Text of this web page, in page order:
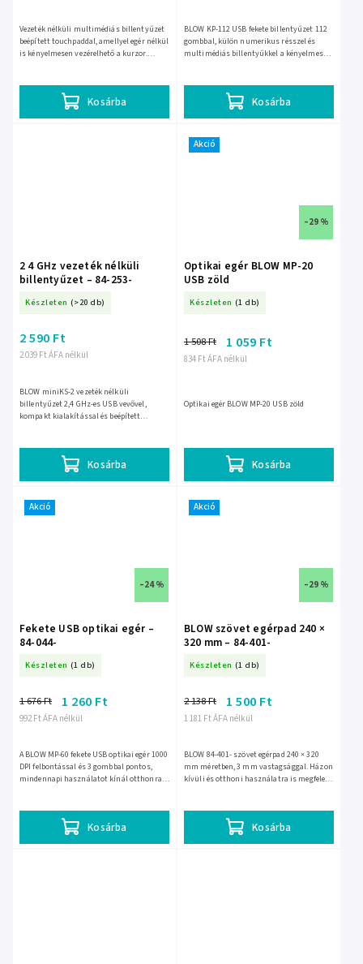
Kosárba
Vezeték nélküli multimédiás billentyűzet
beépített touchpaddal, amellyel egér nélkül
is kényelmesen vezérelhető a kurzor.
Kosárba
BLOW KP-112 USB fekete billentyűzet 112
gombbal, külön numerikus résszel és
multimédiás billentyűkkel a kényelmes
2 4 GHz vezeték nélküli
billentyűzet – 84-253-
Készleten (>20 db)
2 039 Ft ÁFA nélkül
2 590 Ft
Kosárba
BLOW miniKS-2 vezeték nélküli
billentyűzet 2,4 GHz-es USB vevővel,
kompakt kialakítással és beépített
Akció
–29 %
Optikai egér BLOW MP-20
USB zöld
Készleten (1 db)
834 Ft ÁFA nélkül
1 508 Ft 1 059 Ft
Kosárba
Optikai egér BLOW MP-20 USB zöld
Akció
–24 %
Fekete USB optikai egér –
84-044-
Készleten (1 db)
992 Ft ÁFA nélkül
1 676 Ft 1 260 Ft
Kosárba
A BLOW MP-60 fekete USB optikai egér 1000
DPI felbontással és 3 gombbal pontos,
mindennapi használatot kínál otthonra
Akció
–29 %
BLOW szövet egérpad 240 ×
320 mm – 84-401-
Készleten (1 db)
1 181 Ft ÁFA nélkül
2 138 Ft 1 500 Ft
Kosárba
BLOW 84-401- szövet egérpad 240 × 320
mm méretben, 3 mm vastagsággal. Házon
kívüli és otthoni használatra is megfelelő,